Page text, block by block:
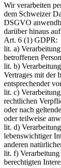
Wir verarbeiten
dem Schweizer
DSGVO
darüber hinaus
Art. 6 (1) GDPR:
lit. a)
betroffenen
lit. b)
Vertrages mit der
entsprechender
lit. c)
rechtlichen
oder nach
oder teilweise
lit. d)
lebenswichtiger
anderen
lit. f) Verarbeitung
berechtigten